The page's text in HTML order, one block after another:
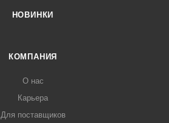
НОВИНКИ
КОМПАНИЯ
О нас
Карьера
Для поставщиков